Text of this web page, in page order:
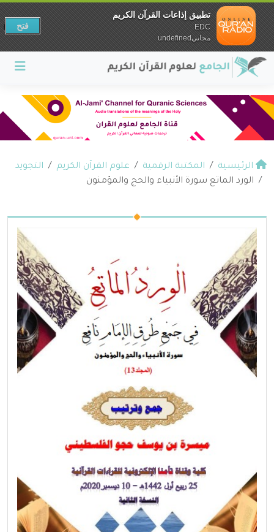
الرئيسية المكتبة الرقمية علوم القرآن الكريم
التجويد
الورد الماتع سورة الأنبياء والحج والمؤمنون
تطبيق إذاعات القرآن الكريم
EDC
مجانيundefined
فتح